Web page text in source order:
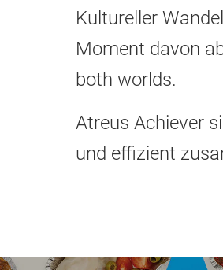
Kultureller
Moment davon
both worlds.
Atreus Achiever
und effizient